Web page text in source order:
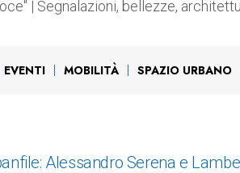
| Segnalazioni, bellezze,
EVENTI MOBILITÀ SPAZIO URBANO
Alessandro Serena e